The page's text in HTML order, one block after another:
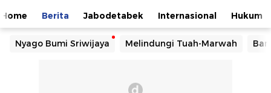
Home Berita Jabodetabek Internasional Hukum
Nyago Bumi Sriwijaya Melindungi Tuah-Marwah